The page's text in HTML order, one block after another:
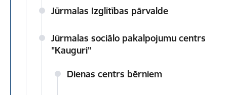
Jūrmalas Izglītības pārvalde
Jūrmalas sociālo pakalpojumu centrs
"Kauguri"
Dienas centrs bērniem